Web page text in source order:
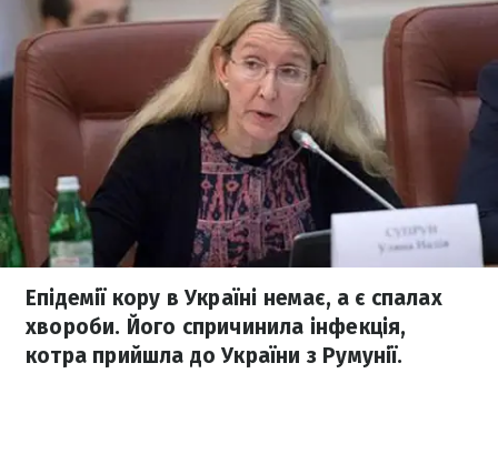
Епідемії кору в Україні немає, а є спалах
хвороби. Його спричинила інфекція,
котра прийшла до України з Румунії.